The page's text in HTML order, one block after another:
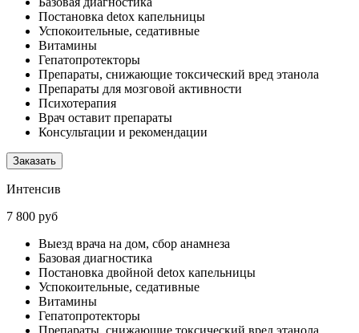
Постановка detox капельницы
Успокоительные, седативные
Витамины
Гепатопротекторы
Препараты, снижающие токсический вред этанола
Препараты для мозговой активности
Психотерапия
Врач оставит препараты
Консультации и рекомендации
Заказать
Интенсив
7 800 руб
Выезд врача на дом, сбор анамнеза
Базовая диагностика
Постановка двойной detox капельницы
Успокоительные, седативные
Витамины
Гепатопротекторы
Препараты, снижающие токсический вред этанола